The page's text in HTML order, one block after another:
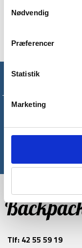
Nødvendig
Præferencer
Statistik
Marketing
overfladebehandling
Tilmeld dig vores
Tlf: 42 55 59 19